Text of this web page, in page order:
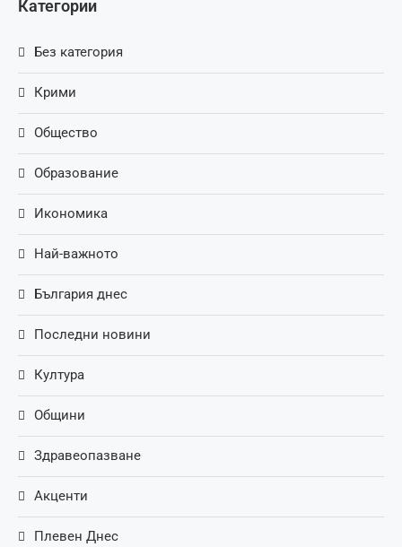
Категории
Без категория
Крими
Общество
Образование
Икономика
Най-важното
България днес
Последни новини
Култура
Общини
Здравеопазване
Акценти
Плевен Днес